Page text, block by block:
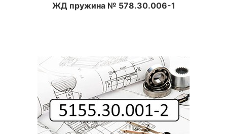
ЖД пружина № 578.30.006-1